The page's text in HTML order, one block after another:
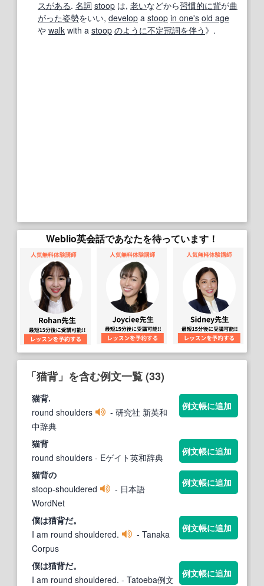
スがある. 名詞 stoop は, 老いなどから習慣的に背が曲
がった姿勢をいい, develop a stoop in one's old age
や walk with a stoop のように不定冠詞を伴う 》.
Weblio英会話であなたを待っています！
「猫背」を含む例文一覧 (33)
猫背.
round shoulders
- 研究社 新英和
中辞典
例文帳に追加
猫背
round shoulders - Eゲイト英和辞典
例文帳に追加
猫背の
stoop-shouldered
- 日本語
WordNet
例文帳に追加
僕は猫背だ。
I am round shouldered.
- Tanaka
Corpus
例文帳に追加
僕は猫背だ。
I am round shouldered. - Tatoeba例文
例文帳に追加